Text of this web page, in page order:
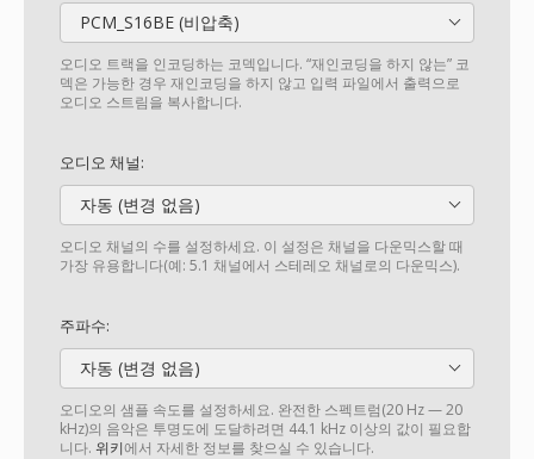
PCM_S16BE (비압축)
오디오 트랙을 인코딩하는 코덱입니다. “재인코딩을 하지 않는” 코
덱은 가능한 경우 재인코딩을 하지 않고 입력 파일에서 출력으로
오디오 스트림을 복사합니다.
오디오 채널:
자동 (변경 없음)
오디오 채널의 수를 설정하세요. 이 설정은 채널을 다운믹스할 때
가장 유용합니다(예: 5.1 채널에서 스테레오 채널로의 다운믹스).
주파수:
자동 (변경 없음)
오디오의 샘플 속도를 설정하세요. 완전한 스펙트럼(20 Hz — 20
kHz)의 음악은 투명도에 도달하려면 44.1 kHz 이상의 값이 필요합
니다. 위키에서 자세한 정보를 찾으실 수 있습니다.